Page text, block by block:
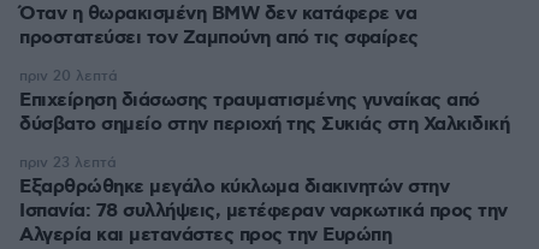
Όταν η θωρακισμένη BMW δεν κατάφερε να
προστατεύσει τον Ζαμπούνη από τις σφαίρες
Επιχείρηση διάσωσης τραυματισμένης γυναίκας από
δύσβατο σημείο στην περιοχή της Συκιάς στη Χαλκιδική
πριν 20 λεπτά
Εξαρθρώθηκε μεγάλο κύκλωμα διακινητών στην
Ισπανία: 78 συλλήψεις, μετέφεραν ναρκωτικά προς την
Αλγερία και μετανάστες προς την Ευρώπη
πριν 23 λεπτά